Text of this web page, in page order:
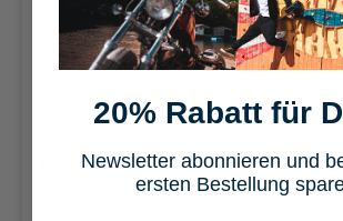
Emotion Evo
Lederhandschuh kurz
20% Rabatt für
Newsletter abonnieren und
ersten Bestellung